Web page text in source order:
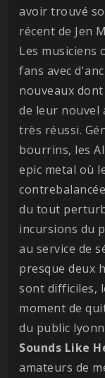
avoir trouvé
récent de Jen
Les musiciens
fans avec
nouveaux dont
de leur nouvel
très réussi.
bourrins, les
epic metal où
du tout
incursions du
au service de
presque deux
sont difficiles,
moment de
du public
Sounds Like
amateurs de